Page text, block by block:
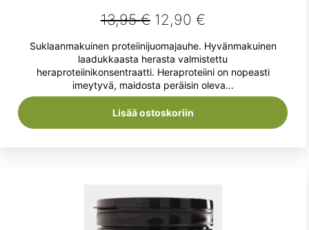
13,95€ Alkuperäinen
hinta
oli:
13,95 €.
12,90 €Nykyinen
hinta
on:
12,90 €.
Suklaanmakuinen proteiinijuomajauhe. Hyvänmakuinen
laadukkaasta herasta valmistettu
heraproteiinikonsentraatti. Heraproteiini on nopeasti
imeytyvä, maidosta peräisin oleva...
Lisää ostoskoriin